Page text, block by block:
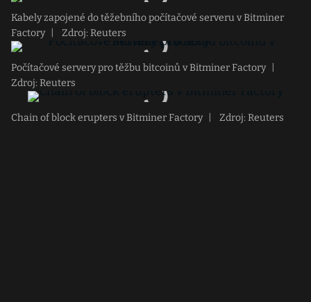
Kabely zapojené do těžebního počítačové serveru v Bitminer
Factory
Zdroj: Reuters
Počítačové servery pro těžbu bitcoinů v Bitminer Factory
Zdroj: Reuters
Chain of block erupters v Bitminer Factory Zdroj: Reuters